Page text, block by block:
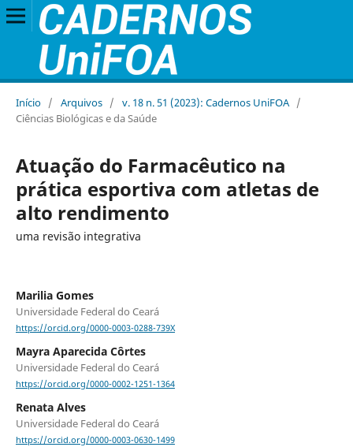
Início / Arquivos / v. 18 n. 51 (2023): Cadernos UniFOA /
Ciências Biológicas e da Saúde
Atuação do Farmacêutico na
prática esportiva com atletas de
alto rendimento
uma revisão integrativa
Marilia Gomes
Universidade Federal do Ceará
https://orcid.org/0000-0003-0288-739X
Mayra Aparecida Côrtes
Universidade Federal do Ceará
https://orcid.org/0000-0002-1251-1364
Renata Alves
Universidade Federal do Ceará
https://orcid.org/0000-0003-0630-1499